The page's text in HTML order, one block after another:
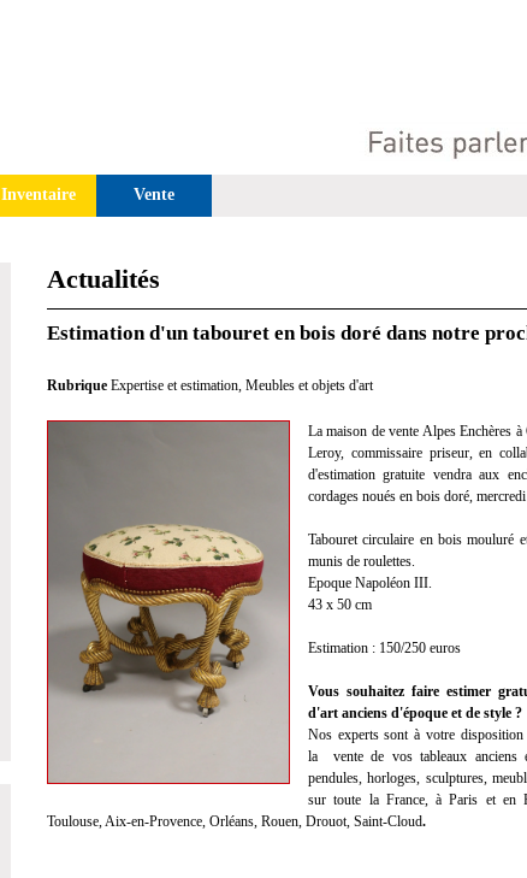
Inventaire Vente
Actualités
Estimation d'un tabouret en bois doré dans notre
Rubrique Expertise et estimation, Meubles et objets d'art
La maison de vente Alpes Enchères
Leroy, commissaire priseur, en
d'estimation gratuite vendra aux
cordages noués en bois doré,
Tabouret circulaire en bois mouluré
munis de roulettes.
Epoque Napoléon III.
43 x 50 cm
Estimation : 150/250 euros
Vous souhaitez faire estimer
d'art anciens d'époque et de style ?
Nos experts sont à votre
la ventede vos tableaux anciens
pendules, horloges, sculptures,
sur toute la France, à Paris et en
Toulouse, Aix-en-Provence, Orléans, Rouen, Drouot, Saint-Cloud.